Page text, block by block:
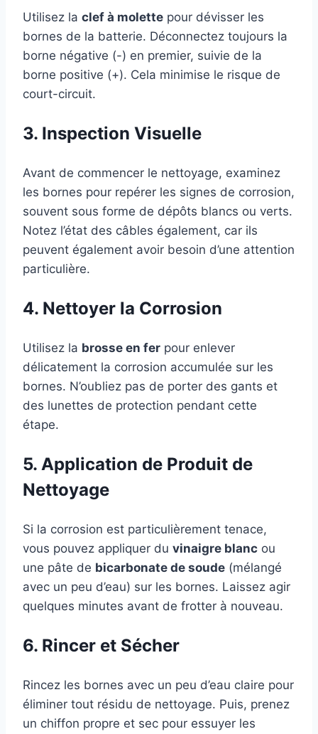
Utilisez la clef à molette pour dévisser les
bornes de la batterie. Déconnectez toujours la
borne négative (-) en premier, suivie de la
borne positive (+). Cela minimise le risque de
court-circuit.
3. Inspection Visuelle
Avant de commencer le nettoyage, examinez
les bornes pour repérer les signes de corrosion,
souvent sous forme de dépôts blancs ou verts.
Notez l’état des câbles également, car ils
peuvent également avoir besoin d’une attention
particulière.
4. Nettoyer la Corrosion
Utilisez la brosse en fer pour enlever
délicatement la corrosion accumulée sur les
bornes. N’oubliez pas de porter des gants et
des lunettes de protection pendant cette
étape.
5. Application de Produit de
Nettoyage
Si la corrosion est particulièrement tenace,
vous pouvez appliquer du vinaigre blanc ou
une pâte de bicarbonate de soude (mélangé
avec un peu d’eau) sur les bornes. Laissez agir
quelques minutes avant de frotter à nouveau.
6. Rincer et Sécher
Rincez les bornes avec un peu d’eau claire pour
éliminer tout résidu de nettoyage. Puis, prenez
un chiffon propre et sec pour essuyer les